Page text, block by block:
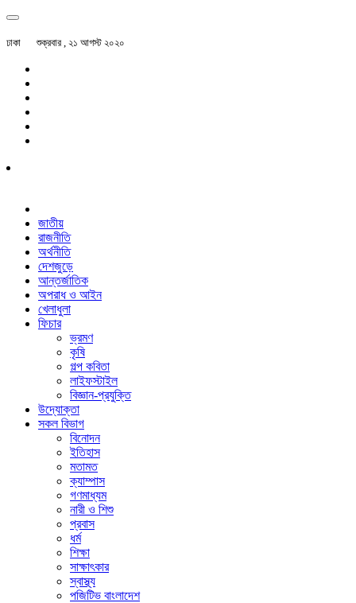
ঢাকা শুক্রবার , ২১ আগস্ট ২০২০
জাতীয়
রাজনীতি
অর্থনীতি
দেশজুড়ে
আন্তর্জাতিক
অপরাধ ও আইন
খেলাধুলা
ফিচার
ভ্রমণ
কৃষি
গল্প ক‌বিতা
লাইফস্টাইল
বিজ্ঞান-প্রযুক্তি
উদ্যোক্তা
সকল বিভাগ
বিনোদন
ইতিহাস
মতামত
ক্যাম্পাস
গণমাধ্যম
নারী ও শিশু
প্রবাস
ধর্ম
শিক্ষা
সাক্ষাৎকার
স্বাস্থ্য
পজিটিভ বাংলাদেশ